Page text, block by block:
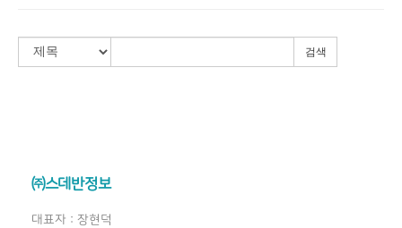
검색
㈜스데반정보
대표자 : 장현덕